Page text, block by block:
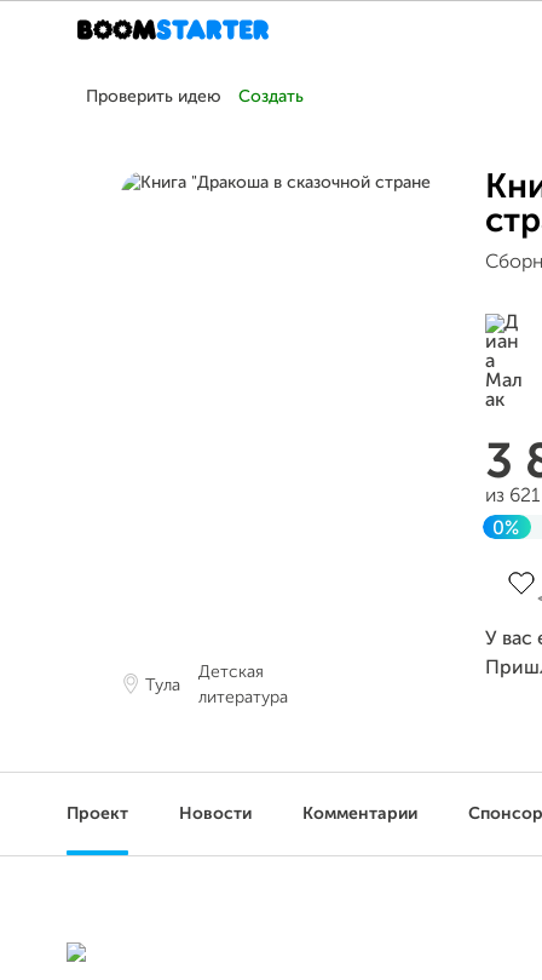
Проверить идею Создать
Тула
Детская
литература
3
из
0%
У вас
Проект Новости Комментарии